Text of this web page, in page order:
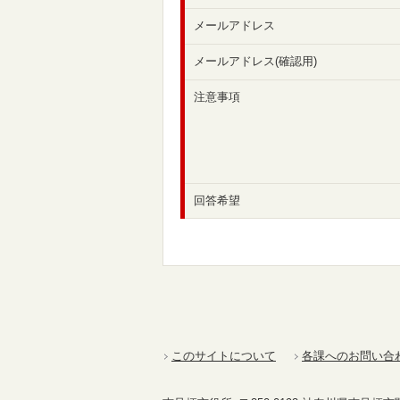
メールアドレス
メールアドレス(確認用)
注意事項
回答希望
このサイトについて 各課へのお問い合